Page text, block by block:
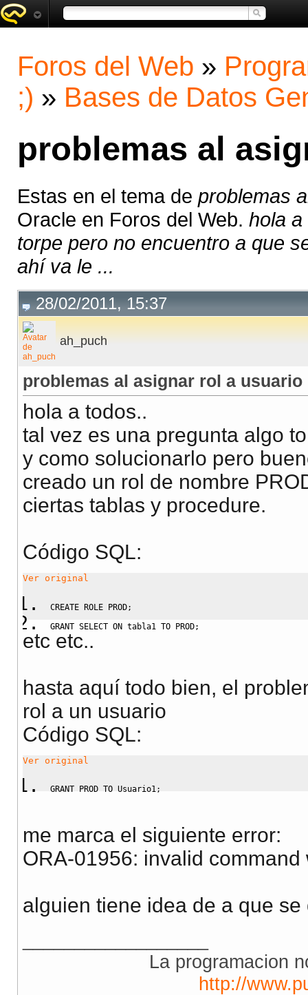
Foros del Web »
;) » Bases de Datos
problemas al
Estas en el tema de problemas
Oracle en Foros del Web. hola
torpe pero no encuentro a que
ahí va le ...
28/02/2011, 15:37
ah_puch
problemas al asignar rol a usuario
hola a todos..
tal vez es una pregunta algo
y como solucionarlo pero
creado un rol de nombre
ciertas tablas y procedure.
Código SQL:
Ver original
CREATE ROLE PROD;
GRANT SELECT ON tabla1 TO PROD;
etc etc..
hasta aquí todo bien, el
rol a un usuario
Código SQL:
Ver original
GRANT PROD TO Usuario1;
me marca el siguiente error:
ORA-01956: invalid
alguien tiene idea de a que
La programacion
http://